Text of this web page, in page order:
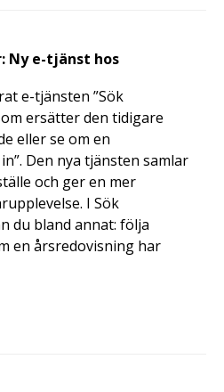
Ny e-tjänst hos
e-tjänsten ”Sök
ersätter den tidigare
eller se om en
Den nya tjänsten samlar
och ger en mer
I Sök
du bland annat: följa
en årsredovisning har